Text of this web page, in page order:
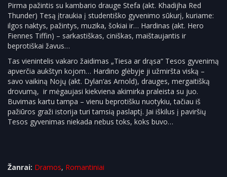
Pirma pažintis su kambario drauge Stefa (akt. Khadijha Red
Thunder) Tesą įtraukia į studentiško gyvenimo sūkurį, kuriame:
ilgos naktys, pažintys, muzika, šokiai ir… Hardinas (akt. Hero
Fiennes Tiffin) – sarkastiškas, ciniškas, maištaujantis ir
beprotiškai žavus…
Tas vienintelis vakaro žaidimas „Tiesa ar drąsa“ Tesos gyvenimą
apverčia aukštyn kojom… Hardino glėbyje ji užmiršta viską –
savo vaikiną Nojų (akt. Dylan‘as Arnold), drauges, mergaitišką
drovumą, ir mėgaujasi kiekviena akimirka praleista su juo.
Buvimas kartu tampa – vienu beprotišku nuotykiu, tačiau iš
pažiūros graži istorija turi tamsią paslaptį. Jai iškilus į paviršių
Tesos gyvenimas niekada nebus toks, koks buvo…
Žanrai: Dramos, Romantiniai